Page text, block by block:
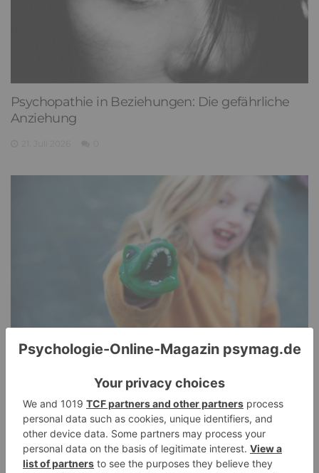
Psychopathie in Beziehungen: Die gefährliche
Anziehung
Pathological Demand Avoidance: Umgang mit
PANDA-Kindern – Kinder mit starkem
Autonomiebedürfnis (2)
15. Juli 2026 0